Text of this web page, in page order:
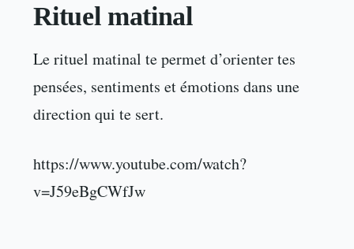
Rituel matinal
Le rituel matinal te permet d’orienter tes
pensées, sentiments et émotions dans une
direction qui te sert.
https://www.youtube.com/watch?
v=J59eBgCWfJw